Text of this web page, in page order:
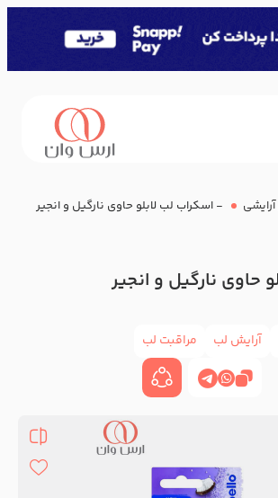
آرایشی - اسکراب لب لابلو حاوی نارگیل و انجیر
حاوی نارگیل و انجیر
آرایش لب مراقبت لب